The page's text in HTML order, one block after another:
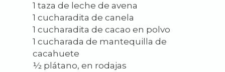
1 taza de leche de avena
1 cucharadita de canela
1 cucharadita de cacao en polvo
1 cucharada de mantequilla de
cacahuete
½ plátano, en rodajas